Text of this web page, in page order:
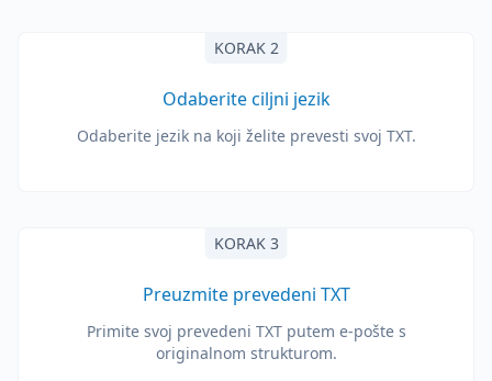
KORAK 2
Odaberite ciljni jezik
Odaberite jezik na koji želite prevesti svoj TXT.
KORAK 3
Preuzmite prevedeni TXT
Primite svoj prevedeni TXT putem e-pošte s
originalnom strukturom.